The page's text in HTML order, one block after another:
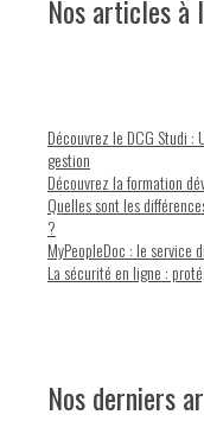
Nos articles à
Découvrez le DCG Studi
gestion
Découvrez la formation
Quelles sont les
?
MyPeopleDoc : le service
La sécurité en ligne :
Nos derniers